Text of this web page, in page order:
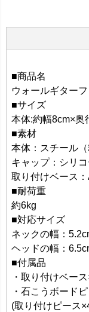
■商品名
ウォールギター
■サイズ
本体:約幅8cm×奥
■素材
本体：スチール（
キャップ：シリ
取り付けベース
■耐荷重
約6kg
■対応サイズ
ネックの幅：
ヘッドの幅：
■付属品
・取り付けベー
・石こうボード
(取り付けピース